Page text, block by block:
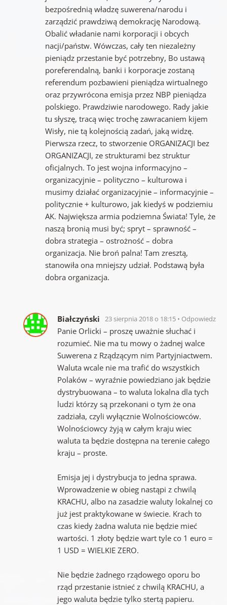
bezpośrednią władzę suwerena/narodu i
zarządzić prawdziwą demokrację Narodową.
Obalić władanie nami korporacji i obcych
nacji/państw. Wówczas, cały ten niezależny
pieniądz przestanie być potrzebny, Bo ustawą
poreferendalną, banki i korporacje zostaną
referendum pozbawieni pieniądza wirtualnego
oraz przywrócona emisja przez NBP pieniądza
polskiego. Prawdziwie narodowego. Rady jakie
tu słyszę, tracą więc trochę zawracaniem kijem
Wisły, nie tą kolejnością zadań, jaką widzę.
Pierwsza rzecz, to stworzenie ORGANIZACJI bez
ORGANIZACJI, ze strukturami bez struktur
oficjalnych. To jest wojna informacyjno –
organizacyjnie – polityczno – kulturowa i
musimy działać organizacyjnie – informacyjnie –
politycznie + kulturowo, jak kiedyś w podziemiu
AK. Największa armia podziemna Świata! Tyle, że
naszą bronią musi być; spryt – sprawność –
dobra strategia – ostrożność – dobra
organizacja. Nie broń palna! Tam zresztą,
stanowiła ona mniejszy udział. Podstawą była
dobra organizacja.
Białczyński 23 sierpnia 2018 o 18:15 Odpowiedz
Panie Orlicki – proszę uważnie słuchać i
rozumieć. Nie ma tu mowy o żadnej walce
Suwerena z Rządzącym nim Partyjniactwem.
Waluta wcale nie ma trafić do wszystkich
Polaków – wyraźnie powiedziano jak będzie
dystrybuowana – to waluta lokalna dla tych
ludzi którzy są przekonani o tym że ona
zadziała, czyli wyłącznie Wolnościowców.
Wolnościowcy żyją w całym kraju wiec
waluta ta będzie dostępna na terenie całego
kraju – proste.
Emisja jej i dystrybucja to jedna sprawa.
Wprowadzenie w obieg nastąpi z chwilą
KRACHU, albo na zasadzie waluty lokalnej co
już jest praktykowane w świecie. Krach to
czas kiedy żadna waluta nie będzie mieć
wartości. 1 złoty będzie wart tyle co 1 euro =
1 USD = WIELKIE ZERO.
Nie będzie żadnego rządowego oporu bo
rząd przestanie istnieć z chwilą KRACHU, a
jego waluta będzie tylko stertą papieru.